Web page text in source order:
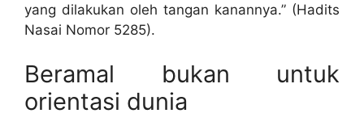
yang dilakukan oleh tangan kanannya.” (Hadits
Nasai Nomor 5285).
Beramal bukan untuk
orientasi dunia